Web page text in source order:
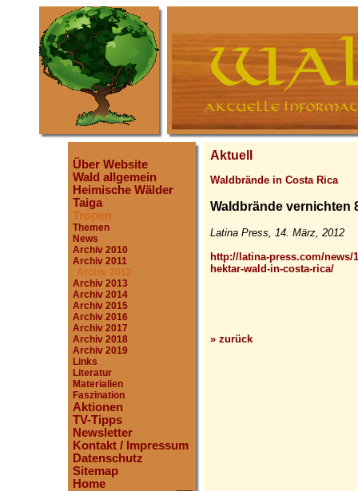
Über Website
Wald allgemein
Heimische Wälder
Taiga
Tropen
Themen
News
Archiv 2010
Archiv 2011
Archiv 2012
Archiv 2013
Archiv 2014
Archiv 2015
Archiv 2016
Archiv 2017
Archiv 2018
Archiv 2019
Links
Literatur
Materialien
Faszination
Aktionen
TV-Tipps
Newsletter
Kontakt / Impressum
Datenschutz
Sitemap
Home
Aktuell
Waldbrände in Costa Rica
Waldbrände vernichten
Latina Press, 14. März, 2012
http://latina-press.com/news/
hektar-wald-in-costa-rica/
» zurück